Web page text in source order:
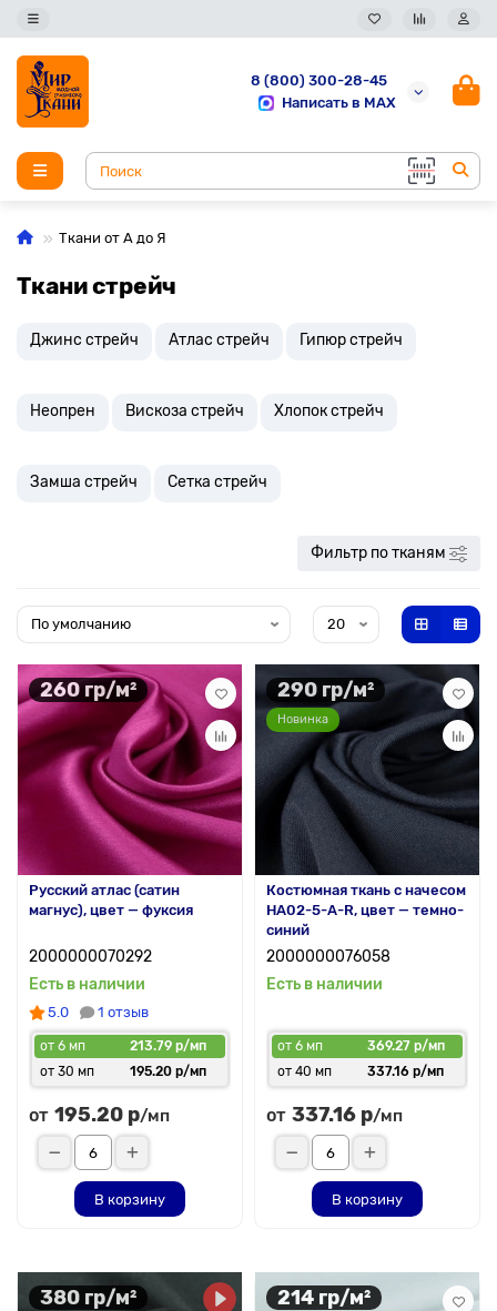
8 (800) 300-28-45
Написать в MAX
Ткани от А до Я
Ткани стрейч
Джинс стрейч Атлас стрейч Гипюр стрейч
Неопрен Вискоза стрейч Хлопок стрейч
Замша стрейч Сетка стрейч
Фильтр по тканям
260 гр/м²
Русский атлас (сатин
магнус), цвет — фуксия
2000000070292
Есть в наличии
5.0 1 отзыв
от 6 мп
213.79 р/мп
от 30 мп
195.20 р/мп
от 195.20 р/мп
В корзину
290 гр/м²
Новинка
Костюмная ткань с начесом
HA02-5-A-R, цвет — темно-
синий
2000000076058
Есть в наличии
от 6 мп
369.27 р/мп
от 40 мп
337.16 р/мп
от 337.16 р/мп
В корзину
380 гр/м² 214 гр/м²